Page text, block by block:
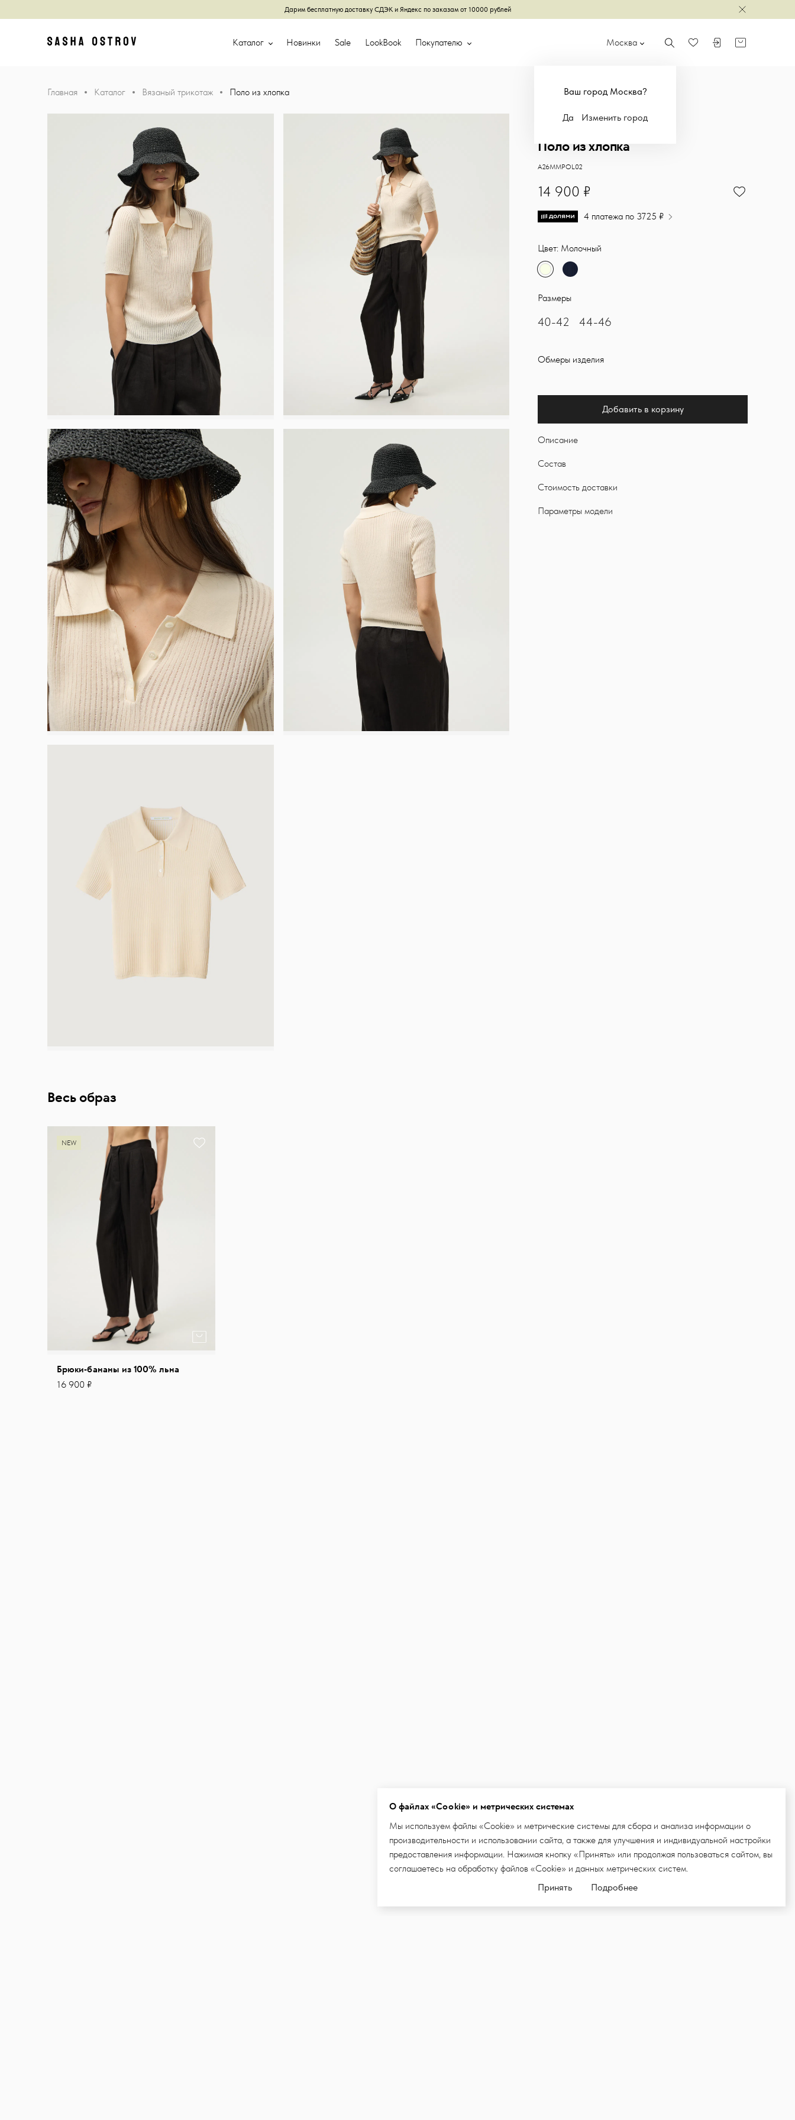
Дарим бесплатную доставку СДЭК и Яндекс по заказам от 10000 рублей Закрыть
Главная Каталог Новинки Sale LookBook Покупателю Москва
Ваш город Москва?
Да Изменить город
Поиск ИзбранноеВойти или
Корзина
Главная Каталог Вязаный трикотаж Поло из хлопка
Поло из хлопка
Базовое поло без лишних деталей выполнено из мягкого
Sasha Ostrov
A26MMPOL02
14900
14 900 ₽
4 платежа по 3725 ₽
Цвет: Молочный
Размеры
40-42 44-46
Обмеры изделия
Добавить в корзину
Описание
Состав
Стоимость доставки
Параметры модели
Весь образ
NEW
Брюки-бананы из 100% льна
16 900 ₽
О файлах «Cookie» и метрических системах
Мы используем файлы «Cookie» и метрические системы для сбора и анализа информации о
производительности и использовании сайта, а также для улучшения и индивидуальной настройки
предоставления информации. Нажимая кнопку «Принять» или продолжая пользоваться сайтом, вы
соглашаетесь на обработку файлов «Cookie» и данных метрических систем.
Принять
Подробнее